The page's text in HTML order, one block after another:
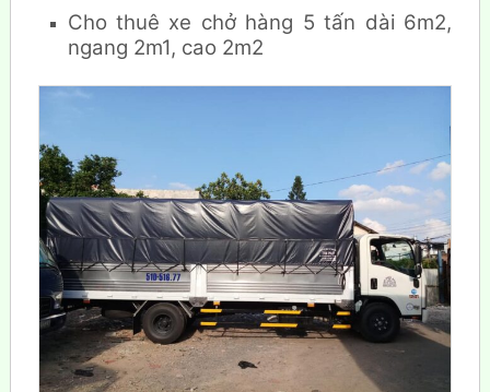
Cho thuê xe chở hàng 5 tấn dài 6m2,
ngang 2m1, cao 2m2